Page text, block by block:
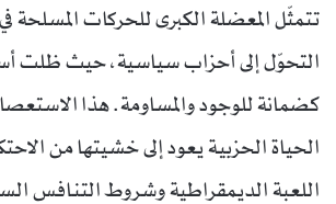
تتمثّل المعضلة الكبرى للحركات المسلحة
التحوّل إلى أحزاب سياسية، حيث ظلت
كضمانة للوجود والمساومة. هذا
الحياة الحزبية يعود إلى خشيتها من
اللعبة الديمقراطية وشروط التنافس